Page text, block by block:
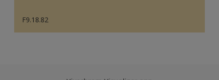
F9.18.82